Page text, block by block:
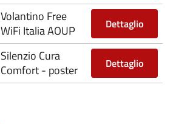
Volantino Free
WiFi Italia AOUP
Dettaglio
Silenzio Cura
Comfort - poster
Dettaglio